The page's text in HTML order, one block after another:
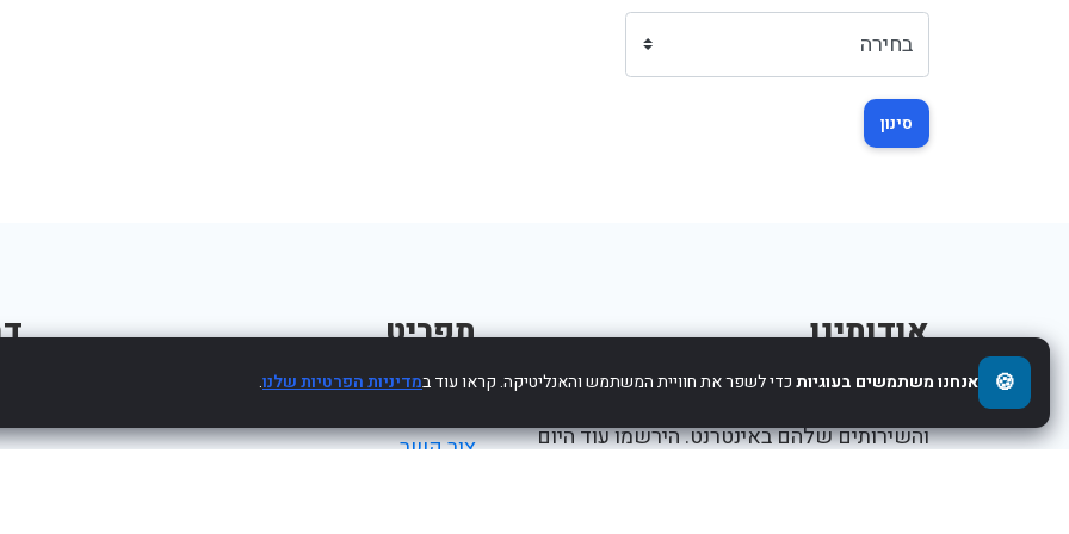
סינון
אודותינו
והשירותים שלהם באינטרנט. הירשמו עוד היום
תפריט
צור קשר
🍪 אנחנו משתמשים בעוגיותכדי לשפר את חוויית המשתמש והאנליטיקה. קראו עוד במדיניות הפרטיות שלנו.